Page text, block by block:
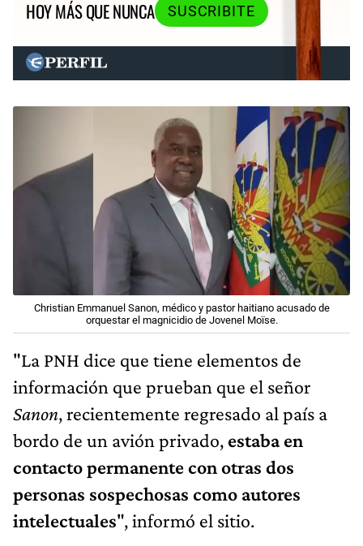
HOY MÁS QUE NUNCA
SUSCRIBITE
Christian Emmanuel Sanon, médico y pastor haitiano acusado de
orquestar el magnicidio de Jovenel Moïse.
"La PNH dice que tiene elementos de
información que prueban que el señor
Sanon, recientemente regresado al país a
bordo de un avión privado, estaba en
contacto permanente con otras dos
personas sospechosas como autores
intelectuales", informó el sitio.